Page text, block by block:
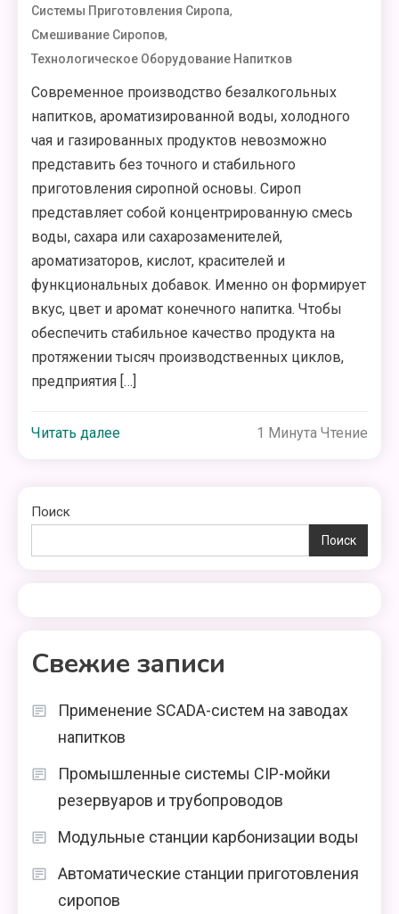
Системы Приготовления Сиропа,
Смешивание Сиропов,
Технологическое Оборудование Напитков
Современное производство безалкогольных
напитков, ароматизированной воды, холодного
чая и газированных продуктов невозможно
представить без точного и стабильного
приготовления сиропной основы. Сироп
представляет собой концентрированную смесь
воды, сахара или сахарозаменителей,
ароматизаторов, кислот, красителей и
функциональных добавок. Именно он формирует
вкус, цвет и аромат конечного напитка. Чтобы
обеспечить стабильное качество продукта на
протяжении тысяч производственных циклов,
предприятия […]
Читать далее 1 Минута Чтение
Поиск
Поиск
Свежие записи
Применение SCADA-систем на заводах
напитков
Промышленные системы CIP-мойки
резервуаров и трубопроводов
Модульные станции карбонизации воды
Автоматические станции приготовления
сиропов